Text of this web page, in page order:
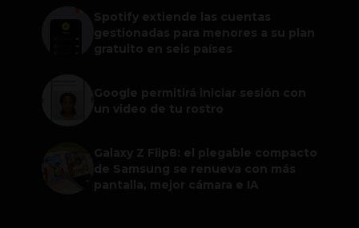
Spotify extiende las cuentas
gestionadas para menores a su plan
gratuito en seis países
Google permitirá iniciar sesión con
un video de tu rostro
Galaxy Z Flip8: el plegable compacto
de Samsung se renueva con más
pantalla, mejor cámara e IA